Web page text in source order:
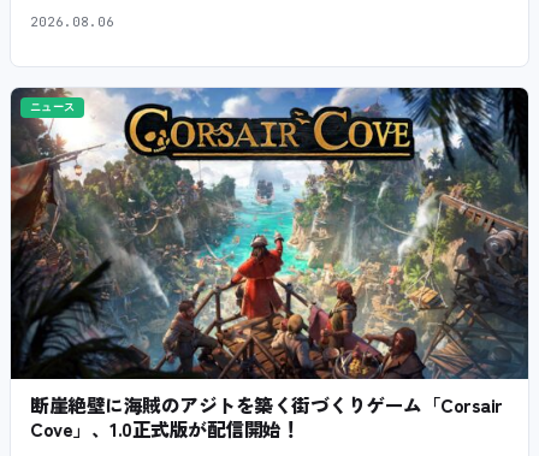
2026.08.06
ニュース
断崖絶壁に海賊のアジトを築く街づくりゲーム「Corsair
Cove」、1.0正式版が配信開始！